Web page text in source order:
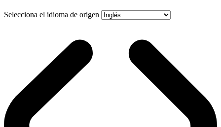
Selecciona el idioma de origen